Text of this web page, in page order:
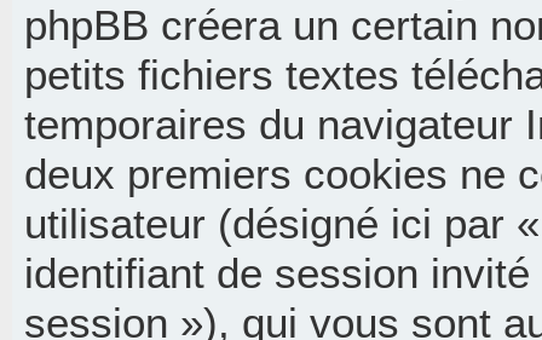
phpBB créera un certain
petits fichiers textes
temporaires du navigateur
deux premiers cookies ne
utilisateur (désigné ici par
identifiant de session
session »), qui vous sont